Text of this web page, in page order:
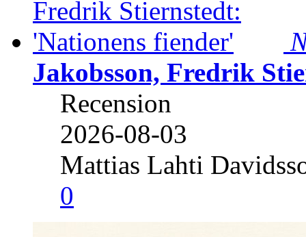
Jakobsson, Fredrik
Recension
2026-08-03
Mattias Lahti
0